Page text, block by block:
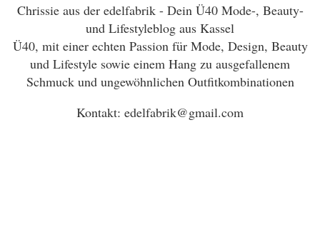
Chrissie aus der edelfabrik - Dein Ü40 Mode-, Beauty-
und Lifestyleblog aus Kassel
Ü40, mit einer echten Passion für Mode, Design, Beauty
und Lifestyle sowie einem Hang zu ausgefallenem
Schmuck und ungewöhnlichen Outfitkombinationen
Kontakt: edelfabrik@gmail.com